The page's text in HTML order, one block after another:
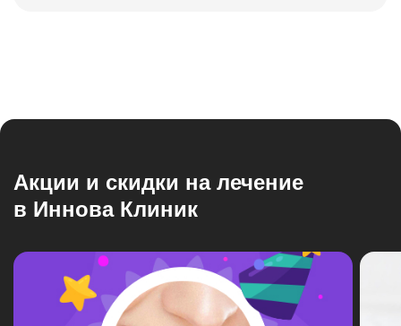
Акции и скидки на лечение
в Иннова Клиник